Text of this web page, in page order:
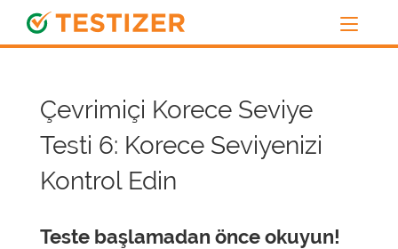
Çevrimiçi Korece Seviye
Testi 6: Korece Seviyenizi
Kontrol Edin
Teste başlamadan önce okuyun!